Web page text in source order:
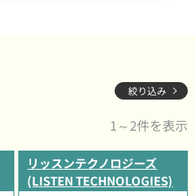
絞り込み
1～2件を表示
リッスンテクノロジーズ
(LISTEN TECHNOLOGIES)